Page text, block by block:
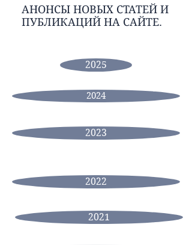
АНОНСЫ НОВЫХ СТАТЕЙ И
ПУБЛИКАЦИЙ НА САЙТЕ.
2025
2024
2023
2022
2021